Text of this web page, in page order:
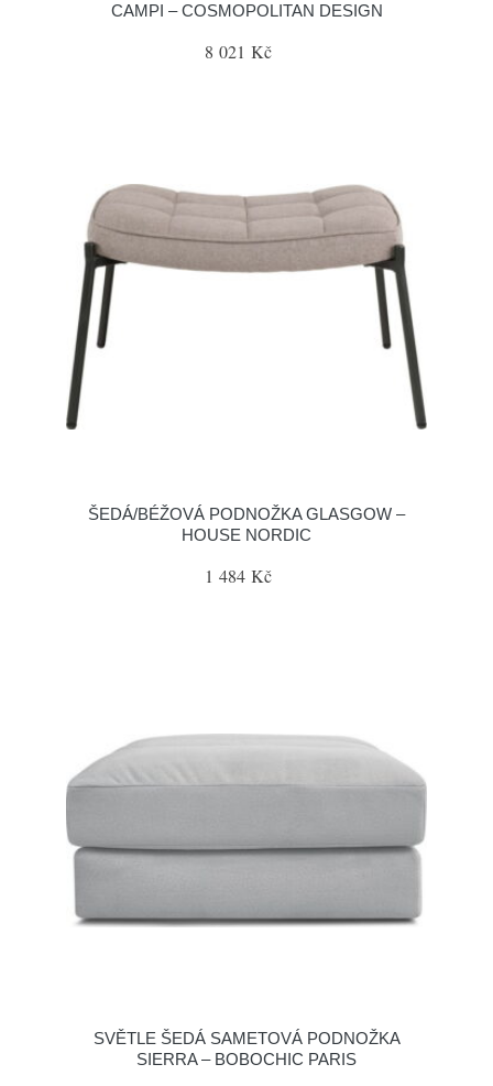
CAMPI – COSMOPOLITAN DESIGN
8 021 Kč
ŠEDÁ/BÉŽOVÁ PODNOŽKA GLASGOW –
HOUSE NORDIC
1 484 Kč
SVĚTLE ŠEDÁ SAMETOVÁ PODNOŽKA
SIERRA – BOBOCHIC PARIS